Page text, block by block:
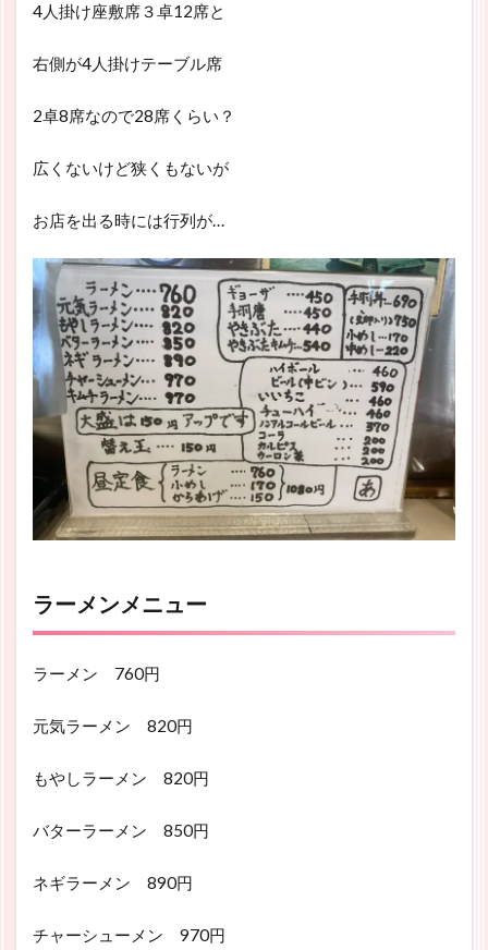
4人掛け座敷席３卓12席と
右側が4人掛けテーブル席
2卓8席なので28席くらい？
広くないけど狭くもないが
お店を出る時には行列が…
ラーメンメニュー
ラーメン 760円
元気ラーメン 820円
もやしラーメン 820円
バターラーメン 850円
ネギラーメン 890円
チャーシューメン 970円